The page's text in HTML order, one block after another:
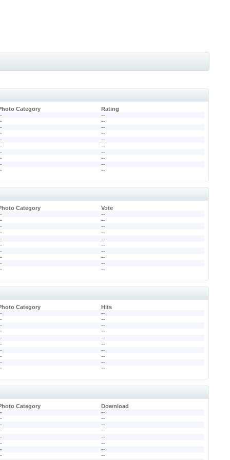
Category
Rating
--
--
--
--
--
--
--
--
--
--
Category
Vote
--
--
--
--
--
--
--
--
--
--
Category
Hits
--
--
--
--
--
--
--
--
--
--
Category
Download
--
--
--
--
--
--
--
--